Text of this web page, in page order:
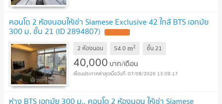
คอนโด 2 ห้องนอนให้เช่า Siamese Exclusive 42 ใกล้ BTS เอกมัย
300 ม. ชั้น 21 (ID 2894807)
2 ห้องนอน 54.0 m2 ชั้น21
40,000 บาท/เดือน
07/08/2026 13:09:17
ห่าง BTS เอกมัย 300 ม., คอนโด 2 ห้องนอน ให้เช่า Siamese